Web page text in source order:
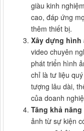
giàu kinh
cao, đáp ứng
thêm thiết bị.
Xây dựng
video chuyên
phát triển hình
chỉ là tư liệu
tượng lâu dài,
của doanh
Tăng khả
ảnh từ sự kiện